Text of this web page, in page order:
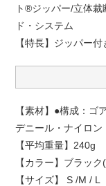
ト®ジッパー/立体
ド・システム
【特長】ジッパー
【素材】●構成：
デニール・ナイロン
【平均重量】240g
【カラー】ブラック
【サイズ】 S /M / L